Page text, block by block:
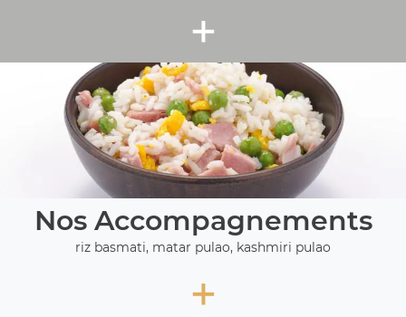
+
Nos Accompagnements
riz basmati, matar pulao, kashmiri pulao
+